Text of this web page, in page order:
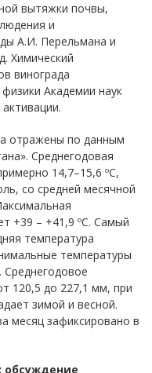
вытяжки почвы,
и
А.И. Перельмана и
Химический
винограда
Академии наук
отражены по данным
Среднегодовая
14,7–15,6 ºC,
со средней месячной
+39 – +41,9 ºC. Самый
температура
температуры
Среднегодовое
120,5 до 227,1 мм, при
зимой и весной.
месяц зафиксировано в
обсуждение